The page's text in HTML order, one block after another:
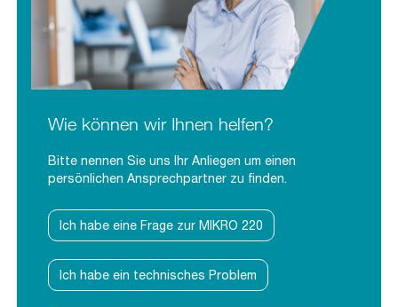
Wie können wir Ihnen helfen?
Bitte nennen Sie uns Ihr Anliegen um einen
persönlichen Ansprechpartner zu finden.
Ich habe eine Frage zur MIKRO 220
Ich habe ein technisches Problem